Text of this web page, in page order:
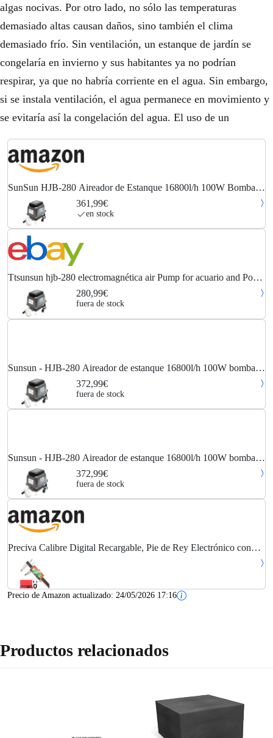
algas nocivas. Por otro lado, no sólo las temperaturas
demasiado altas causan daños, sino también el clima
demasiado frío. Sin ventilación, un estanque de jardín se
congelaría en invierno y sus habitantes ya no podrían
respirar, ya que no habría corriente en el agua. Sin embargo,
si se instala ventilación, el agua permanece en movimiento y
se evitaría así la congelación del agua. El uso de un
SunSun HJB-280 Aireador de Estanque 16800l/h 100W Bomba
de Aire para acuarios y estanques para Agua sin Hielo en Invierno
y Suministro de oxígeno en Verano
361,99€
en stock
Ttsunsun hjb-280 electromagnética air Pump for acuario and Pond
oxygen Pump
280,99€
fuera de stock
Sunsun - HJB-280 Aireador de estanque 16800l/h 100W bomba
de aire para acuarios y estanques para agua sin hielo en invierno y
suministro de oxígeno
372,99€
fuera de stock
Sunsun - HJB-280 Aireador de estanque 16800l/h 100W bomba
de aire para acuarios y estanques para agua sin hielo en invierno y
suministro de oxígeno
372,99€
fuera de stock
Preciva Calibre Digital Recargable, Pie de Rey Electrónico con
Pantalla LCD Grande Retroiluminada Calibrador Digital en Acero
Inoxidable Micrómetro Preciso USB
Precio de Amazon actualizado: 24/05/2026 17:16
Productos relacionados